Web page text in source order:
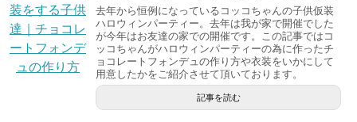
去年から恒例になっているコッコちゃんの子供仮装
ハロウィンパーティー。去年は我が家で開催でした
が今年はお友達の家での開催です。この記事ではコ
ッコちゃんがハロウィンパーティーの為に作ったチ
ョコレートフォンデュの作り方や衣装をいかにして
用意したかをご紹介させて頂いております。
記事を読む